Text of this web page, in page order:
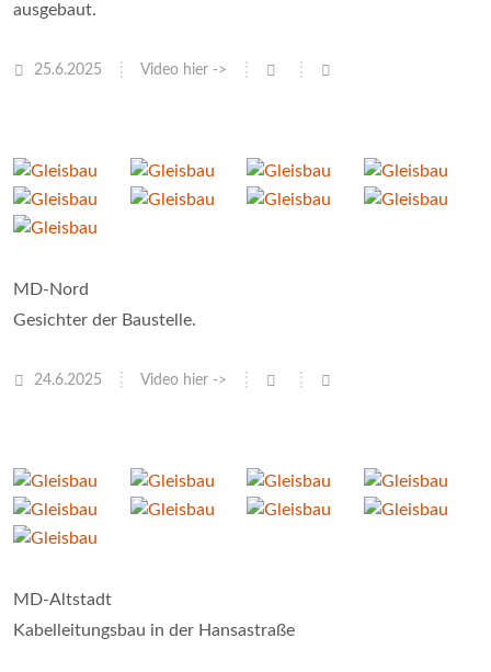
ausgebaut.
25.6.2025 Video hier ->
MD-Nord
Gesichter der Baustelle.
24.6.2025 Video hier ->
MD-Altstadt
Kabelleitungsbau in der Hansastraße